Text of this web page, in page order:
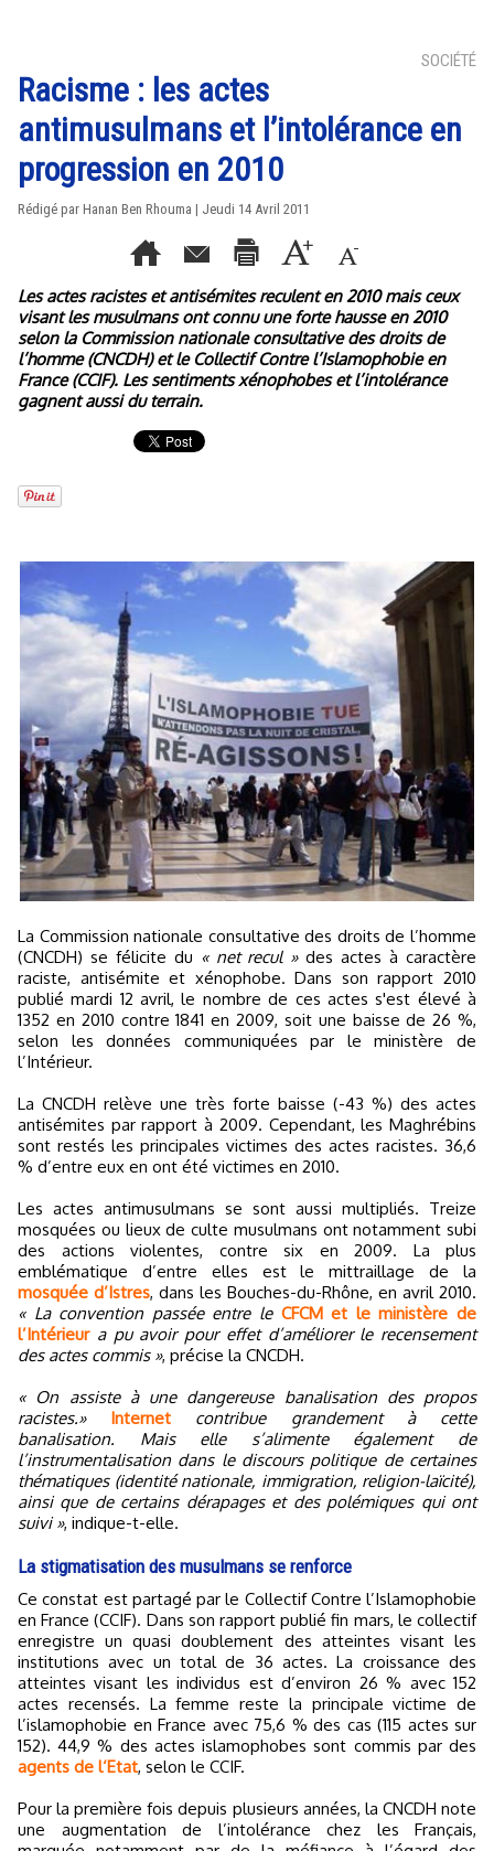
SOCIÉTÉ
Racisme : les actes
antimusulmans et l’intolérance en
progression en 2010
Rédigé par Hanan Ben Rhouma | Jeudi 14 Avril 2011
Les actes racistes et antisémites reculent en 2010 mais ceux
visant les musulmans ont connu une forte hausse en 2010
selon la Commission nationale consultative des droits de
l’homme (CNCDH) et le Collectif Contre l’Islamophobie en
France (CCIF). Les sentiments xénophobes et l’intolérance
gagnent aussi du terrain.
La Commission nationale consultative des droits de l’homme
(CNCDH) se félicite du « net recul »des actes à caractère
raciste, antisémite et xénophobe. Dans son rapport 2010
publié mardi 12 avril, le nombre de ces actes s'est élevé à
1352 en 2010 contre 1841 en 2009, soit une baisse de 26 %,
selon les données communiquées par le ministère de
l’Intérieur.
La CNCDH relève une très forte baisse (-43 %) des actes
antisémites par rapport à 2009. Cependant, les Maghrébins
sont restés les principales victimes des actes racistes. 36,6
% d’entre eux en ont été victimes en 2010.
Les actes antimusulmans se sont aussi multipliés. Treize
mosquées ou lieux de culte musulmans ont notamment subi
des actions violentes, contre six en 2009. La plus
emblématique d’entre elles est le mittraillage de la
mosquée d’Istres, dans les Bouches-du-Rhône, en avril 2010.
« La convention passée entre le CFCM et le ministère de
l’Intérieur a pu avoir pour effet d’améliorer le recensement
des actes commis », précise la CNCDH.
« On assiste à une dangereuse banalisation des propos
racistes.»
Internet
contribue grandement à cette
banalisation. Mais elle s’alimente également de
l’instrumentalisation dans le discours politique de certaines
thématiques (identité nationale, immigration, religion-laïcité),
ainsi que de certains dérapages et des polémiques qui ont
suivi », indique-t-elle.
La stigmatisation des musulmans se renforce
Ce constat est partagé par le Collectif Contre l’Islamophobie
en France (CCIF). Dans son rapport publié fin mars, le collectif
enregistre un quasi doublement des atteintes visant les
institutions avec un total de 36 actes. La croissance des
atteintes visant les individus est d’environ 26 % avec 152
actes recensés. La femme reste la principale victime de
l’islamophobie en France avec 75,6 % des cas (115 actes sur
152). 44,9 % des actes islamophobes sont commis par des
agents de l‘Etat, selon le CCIF.
Pour la première fois depuis plusieurs années, la CNCDH note
une augmentation de l’intolérance chez les Français,